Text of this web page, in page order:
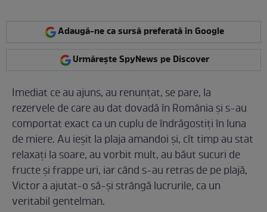
Adaugă-ne ca sursă preferată în Google
Urmărește SpyNews pe Discover
Imediat ce au ajuns, au renunţat, se pare, la
rezervele de care au dat dovadă în România şi s-au
comportat exact ca un cuplu de îndrăgostiţi în luna
de miere. Au ieşit la plaja amandoi şi, cît timp au stat
relaxaţi la soare, au vorbit mult, au băut sucuri de
fructe şi frappe uri, iar când s-au retras de pe plajă,
Victor a ajutat-o să-şi strângă lucrurile, ca un
veritabil gentelman.